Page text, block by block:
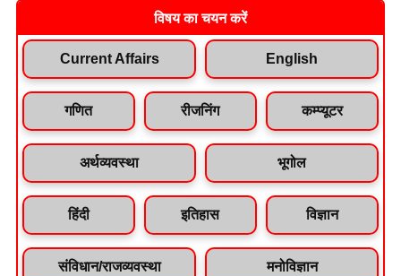
विषय का चयन करें
Current Affairs English
गणित रीजनिंग कम्प्यूटर
अर्थव्यवस्था भूगोल
हिंदी इतिहास विज्ञान
संविधान/राजव्यवस्था मनोविज्ञान